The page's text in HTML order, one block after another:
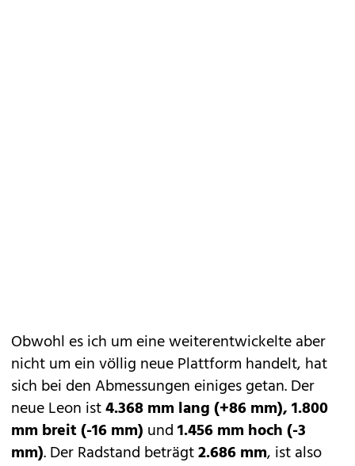
Obwohl es ich um eine weiterentwickelte aber
nicht um ein völlig neue Plattform handelt, hat
sich bei den Abmessungen einiges getan. Der
neue Leon ist4.368 mm lang (+86 mm), 1.800
mm breit (-16 mm) und1.456 mm hoch (-3
mm). Der Radstand beträgt2.686 mm, ist also